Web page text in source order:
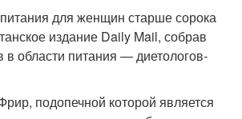
для женщин старше сорока
издание Daily Mail, собрав
в области питания — диетологов-
подопечной которой является